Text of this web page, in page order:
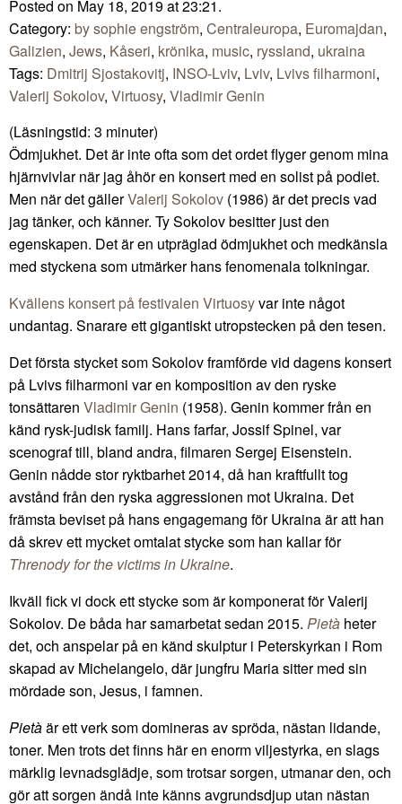
Posted on May 18, 2019 at 23:21.
Category: by sophie engström, Centraleuropa, Euromajdan,
Galizien, Jews, Kåseri, krönika, music, ryssland, ukraina
Tags: Dmitrij Sjostakovitj, INSO-Lviv, Lviv, Lvivs filharmoni,
Valerij Sokolov, Virtuosy, Vladimir Genin
(Läsningstid: 3 minuter)
Ödmjukhet. Det är inte ofta som det ordet flyger genom mina
hjärnvivlar när jag åhör en konsert med en solist på podiet.
Men när det gällerValerij Sokolov (1986) är det precis vad
jag tänker, och känner. Ty Sokolov besitter just den
egenskapen. Det är en utpräglad ödmjukhet och medkänsla
med styckena som utmärker hans fenomenala tolkningar.
Kvällens konsert på festivalen Virtuosyvar inte något
undantag. Snarare ett gigantiskt utropstecken på den tesen.
Det första stycket som Sokolov framförde vid dagens konsert
på Lvivs filharmoni var en komposition av den ryske
tonsättaren Vladimir Genin (1958). Genin kommer från en
känd rysk-judisk familj. Hans farfar, Jossif Spinel, var
scenograf till, bland andra, filmaren Sergej Eisenstein.
Genin nådde stor ryktbarhet 2014, då han kraftfullt tog
avstånd från den ryska aggressionen mot Ukraina. Det
främsta beviset på hans engagemang för Ukraina är att han
då skrev ett mycket omtalat stycke som han kallar för
Threnody for the victims in Ukraine.
Ikväll fick vi dock ett stycke som är komponerat för Valerij
Sokolov. De båda har samarbetat sedan 2015. Pietà heter
det, och anspelar på en känd skulptur i Peterskyrkan i Rom
skapad av Michelangelo, där jungfru Maria sitter med sin
mördade son, Jesus, i famnen.
Pietàär ett verk som domineras av spröda, nästan lidande,
toner. Men trots det finns här en enorm viljestyrka, en slags
märklig levnadsglädje, som trotsar sorgen, utmanar den, och
gör att sorgen ändå inte känns avgrundsdjup utan nästan